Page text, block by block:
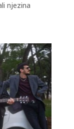
njezina